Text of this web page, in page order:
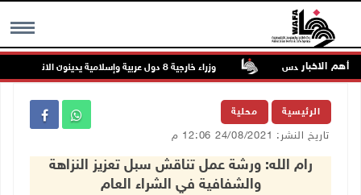
MENU أهم الاخبار
شمال القدس وزراء خارجية 8 دول عربية وإسلامية يدينون الانتهاكات الإسرائيلية المتواصلة في غزة
الرئيسية محلية
تاريخ النشر: 24/08/2021 12:06 م
رام الله: ورشة عمل تناقش سبل تعزيز النزاهة
والشفافية في الشراء العام